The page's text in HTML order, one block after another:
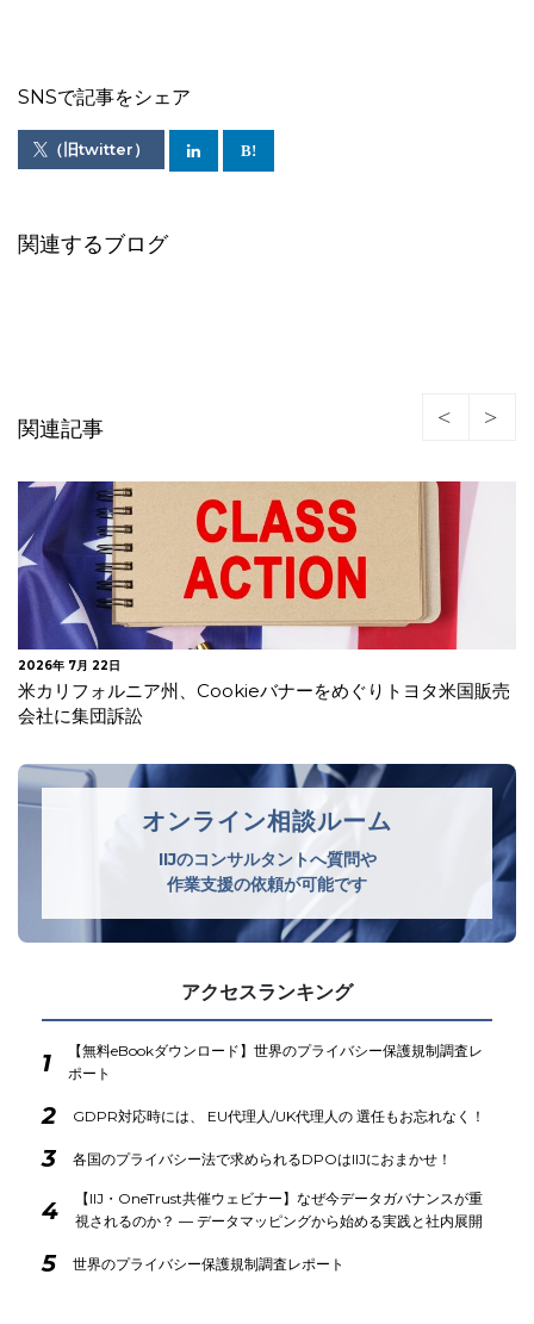
SNSで記事をシェア
（旧twitter）
関連するブログ
関連記事
2026年 7月 14日
ニュージャージー州 データブローカー規制法が成立―セン
シティブデータの販売禁止及びデ…
オンライン相談ルーム
IIJのコンサルタントへ質問や
作業支援の依頼が可能です
アクセスランキング
1
【無料eBookダウンロード】世界のプライバシー保護規制調査レ
ポート
2 GDPR対応時には、 EU代理人/UK代理人の 選任もお忘れなく！
3 各国のプライバシー法で求められるDPOはIIJにおまかせ！
4
【IIJ・OneTrust共催ウェビナー】なぜ今データガバナンスが重
視されるのか？ ― データマッピングから始める実践と社内展開
5 世界のプライバシー保護規制調査レポート